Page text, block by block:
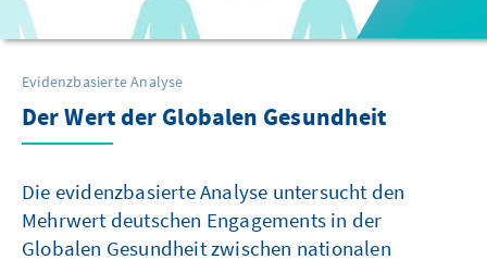
Evidenzbasierte Analyse
Der Wert der Globalen Gesundheit
Die evidenzbasierte Analyse untersucht den
Mehrwert deutschen Engagements in der
Globalen Gesundheit zwischen nationalen